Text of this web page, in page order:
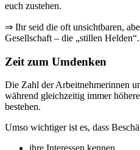
euch zustehen.
⇒ Ihr seid die oft unsichtbaren,
Gesellschaft – die „stillen Helden“.
Zeit zum Umdenken
Die Zahl der Arbeitnehmerinnen
während gleichzeitig immer
bestehen.
Umso wichtiger ist es, dass